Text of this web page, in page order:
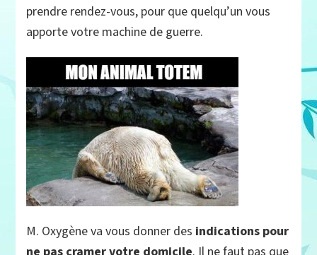
prendre rendez-vous, pour que quelqu’un vous
apporte votre machine de guerre.
M. Oxygène va vous donner des indications pour
ne pas cramer votre domicile. Il ne faut pas que